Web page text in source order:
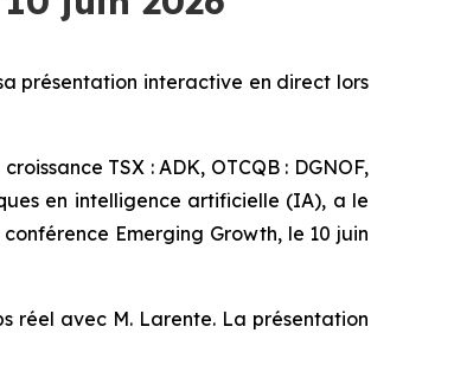
présentation interactive en direct lors
TSX : ADK, OTCQB : DGNOF,
en intelligence artificielle (IA), a le
Emerging Growth, le 10 juin
réel avec M. Larente. La présentation